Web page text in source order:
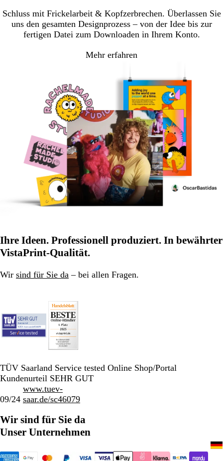
Schluss mit Frickelarbeit & Kopfzerbrechen. Überlassen Sie
uns den gesamten Designprozess – von der Idee bis zur
fertigen Datei zum Downloaden in Ihrem Konto.
Mehr erfahren
Ihre Ideen. Professionell produziert. In bewährter
VistaPrint-Qualität.
Wir sind für Sie da – bei allen Fragen.
TÜV Saarland Service tested Online Shop/Portal
Kundenurteil SEHR GUT
09/24
www.tuev-
saar.de/sc46079
Wir sind für Sie da
Unser Unternehmen